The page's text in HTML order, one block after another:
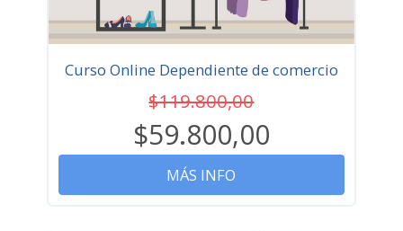
Curso Online Dependiente de comercio
$119.800,00
$59.800,00
MÁS INFO